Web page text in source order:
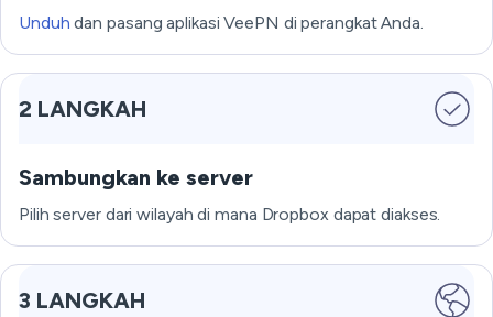
Unduh dan pasang aplikasi VeePN di perangkat Anda.
2 LANGKAH
Sambungkan ke server
Pilih server dari wilayah di mana Dropbox dapat diakses.
3 LANGKAH